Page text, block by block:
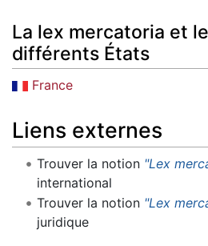
La lex mercatoria et
différents États
France
Liens externes
Trouver la notion "Lex
international
Trouver la notion "Lex
juridique